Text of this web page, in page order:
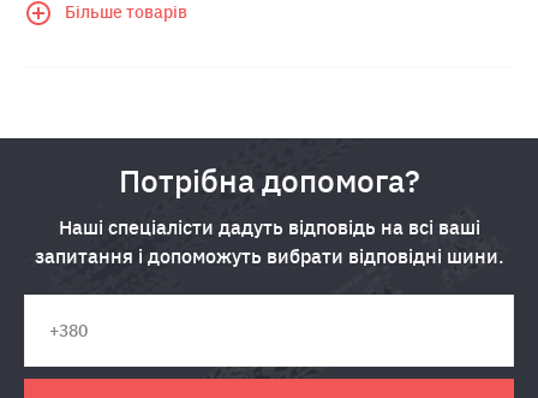
Більше товарів
Потрібна допомога?
Наші спеціалісти дадуть відповідь на всі ваші
запитання і допоможуть вибрати відповідні шини.